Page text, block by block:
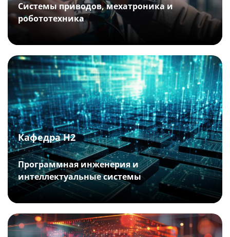
Системы приводов, мехатроника и
робототехника
Кафедра Н2
Программная инженерия и
интеллектуальные системы